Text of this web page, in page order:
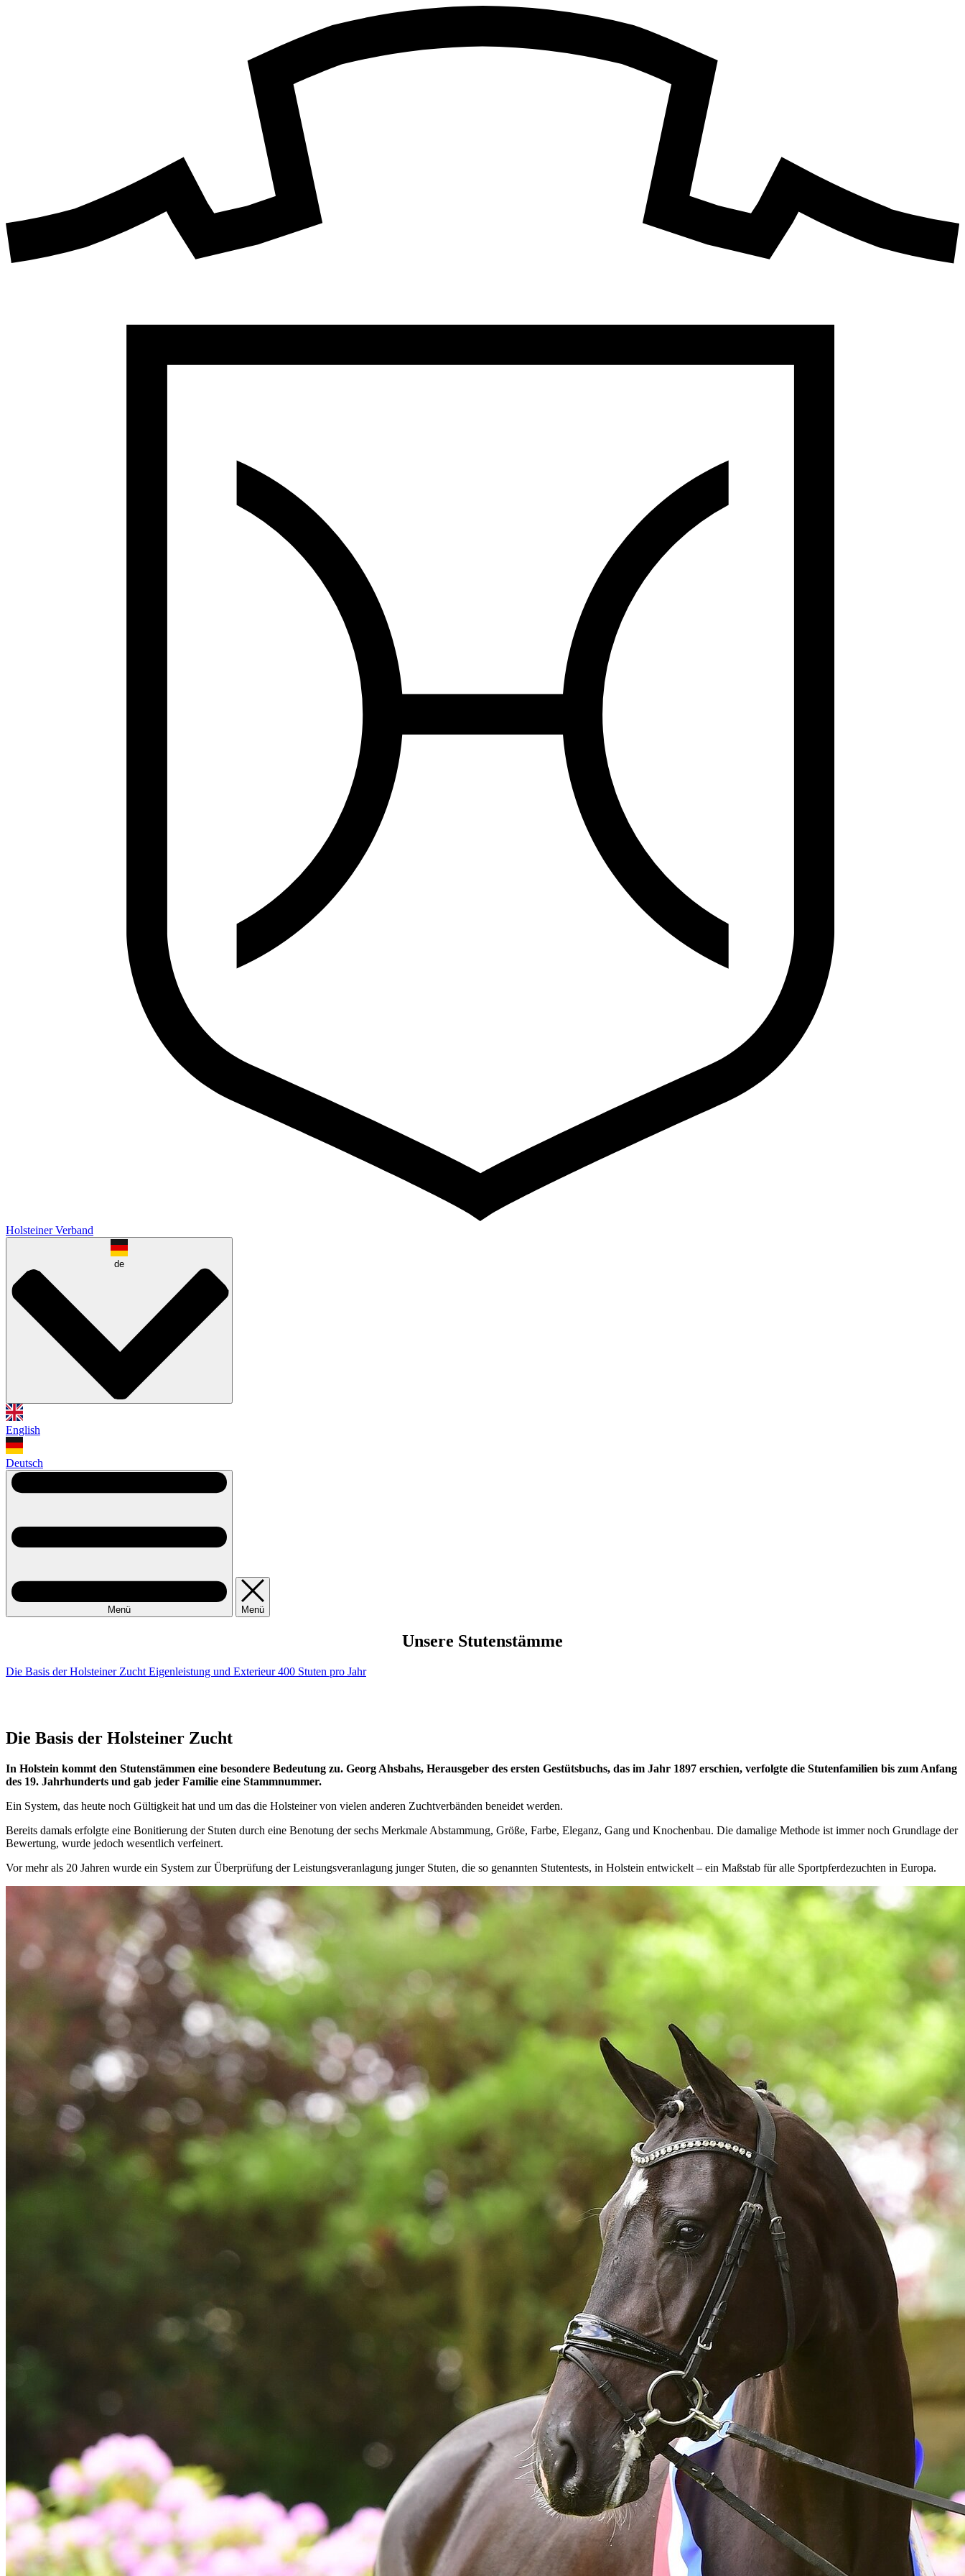
Holsteiner Verband
de
English
Deutsch
Menü Menü
Unsere Stutenstämme
Die Basis der Holsteiner Zucht Eigenleistung und Exterieur400 Stuten pro Jahr
Die Basis der Holsteiner Zucht
In Holstein kommt den Stutenstämmen eine besondere Bedeutung zu. Georg Ahsbahs, Herausgeber des ersten Gestütsbuchs, das im Jahr 1897 erschien, verfolgte die Stutenfamilien bis zum Anfang
des 19. Jahrhunderts und gab jeder Familie eine Stammnummer.
Ein System, das heute noch Gültigkeit hat und um das die Holsteiner von vielen anderen Zuchtverbänden beneidet werden.
Bereits damals erfolgte eine Bonitierung der Stuten durch eine Benotung der sechs Merkmale Abstammung, Größe, Farbe, Eleganz, Gang und Knochenbau. Die damalige Methode ist immer noch Grundlage der
Bewertung, wurde jedoch wesentlich verfeinert.
Vor mehr als 20 Jahren wurde ein System zur Überprüfung der Leistungsveranlagung junger Stuten, die so genannten Stutentests, in Holstein entwickelt – ein Maßstab für alle Sportpferdezuchten in Europa.